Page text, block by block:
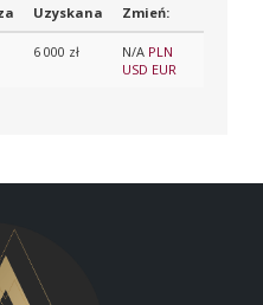
Uzyskana Zmień:
6 000 zł N/A PLN
USD EUR